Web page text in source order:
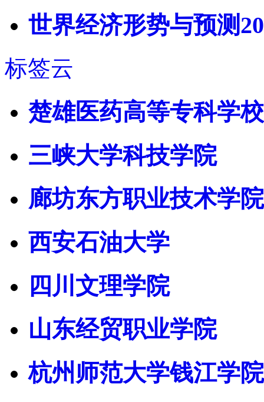
世界经济形势与预测
标签云
楚雄医药高等专科学校
三峡大学科技学院
廊坊东方职业技术学院
西安石油大学
四川文理学院
山东经贸职业学院
杭州师范大学钱江学院